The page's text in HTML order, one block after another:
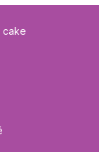
cake